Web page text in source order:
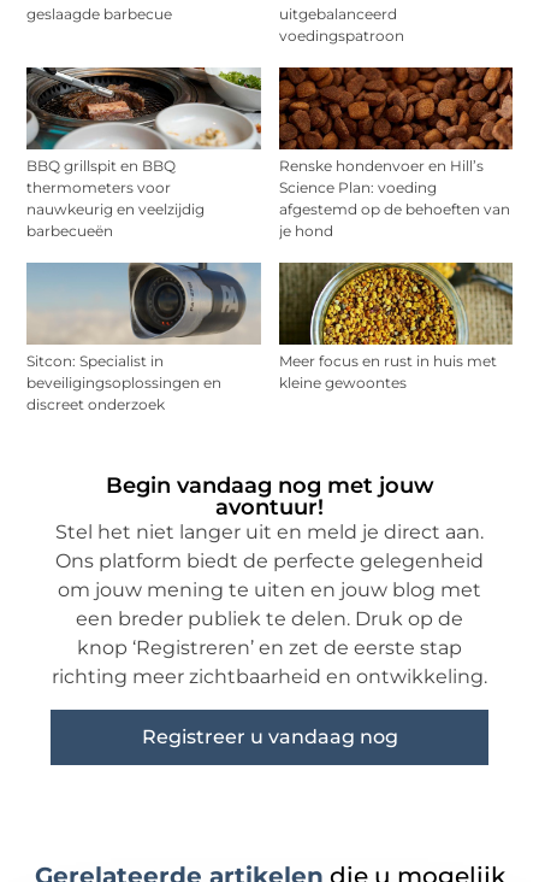
geslaagde barbecue
uitgebalanceerd
voedingspatroon
BBQ grillspit en BBQ
thermometers voor
nauwkeurig en veelzijdig
barbecueën
Renske hondenvoer en Hill’s
Science Plan: voeding
afgestemd op de behoeften van
je hond
Sitcon: Specialist in
beveiligingsoplossingen en
discreet onderzoek
Meer focus en rust in huis met
kleine gewoontes
Begin vandaag nog met jouw
avontuur!
Stel het niet langer uit en meld je direct aan.
Ons platform biedt de perfecte gelegenheid
om jouw mening te uiten en jouw blog met
een breder publiek te delen. Druk op de
knop ‘Registreren’ en zet de eerste stap
richting meer zichtbaarheid en ontwikkeling.
Registreer u vandaag nog